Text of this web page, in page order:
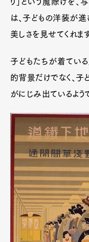
は、子どもの洋装が
美しさを見せてくれます
子どもたちが着てい
的背景だけでなく、子
がにじみ出ているよう